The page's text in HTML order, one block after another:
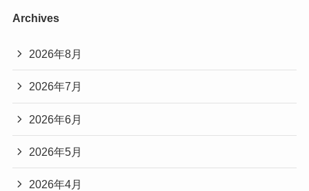
Archives
2026年8月
2026年7月
2026年6月
2026年5月
2026年4月